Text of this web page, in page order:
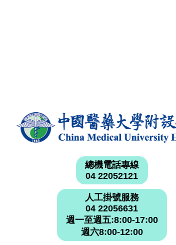
總機電話專線
04 22052121
人工掛號服務
04 22056631
週一至週五:8:00-17:00
週六8:00-12:00